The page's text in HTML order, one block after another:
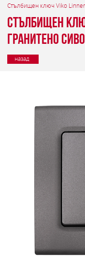
Стълбищен ключ Viko
Стълбищен
гранитено сиво
назад